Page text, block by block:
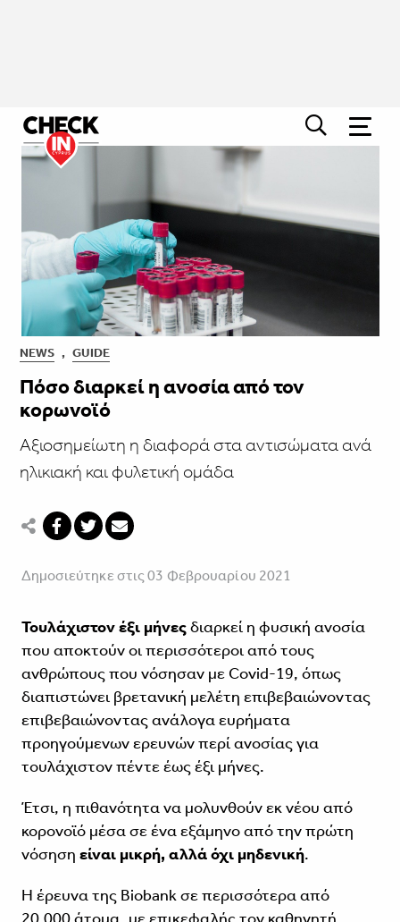
NEWS , GUIDE
Πόσο διαρκεί η ανοσία από τον
κορωνοϊό
Αξιοσημείωτη η διαφορά στα αντισώματα ανά
ηλικιακή και φυλετική ομάδα
Δημοσιεύτηκε στις 03 Φεβρουαρίου 2021
Τουλάχιστον έξι μήνεςδιαρκεί η φυσική ανοσία
που αποκτούν οι περισσότεροι από τους
ανθρώπους που νόσησαν με Covid-19, όπως
διαπιστώνει βρετανική μελέτη επιβεβαιώνοντας
επιβεβαιώνοντας ανάλογα ευρήματα
προηγούμενων ερευνών περί ανοσίας για
τουλάχιστον πέντε έως έξι μήνες.
Έτσι, η πιθανότητα να μολυνθούν εκ νέου από
κορονοϊό μέσα σε ένα εξάμηνο από την πρώτη
νόσηση είναι μικρή, αλλά όχι μηδενική.
Η έρευνα της Biobank σε περισσότερα από